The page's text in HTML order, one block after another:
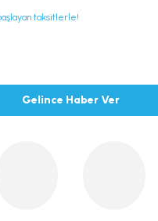
taksitlerle!
Gelince Haber Ver